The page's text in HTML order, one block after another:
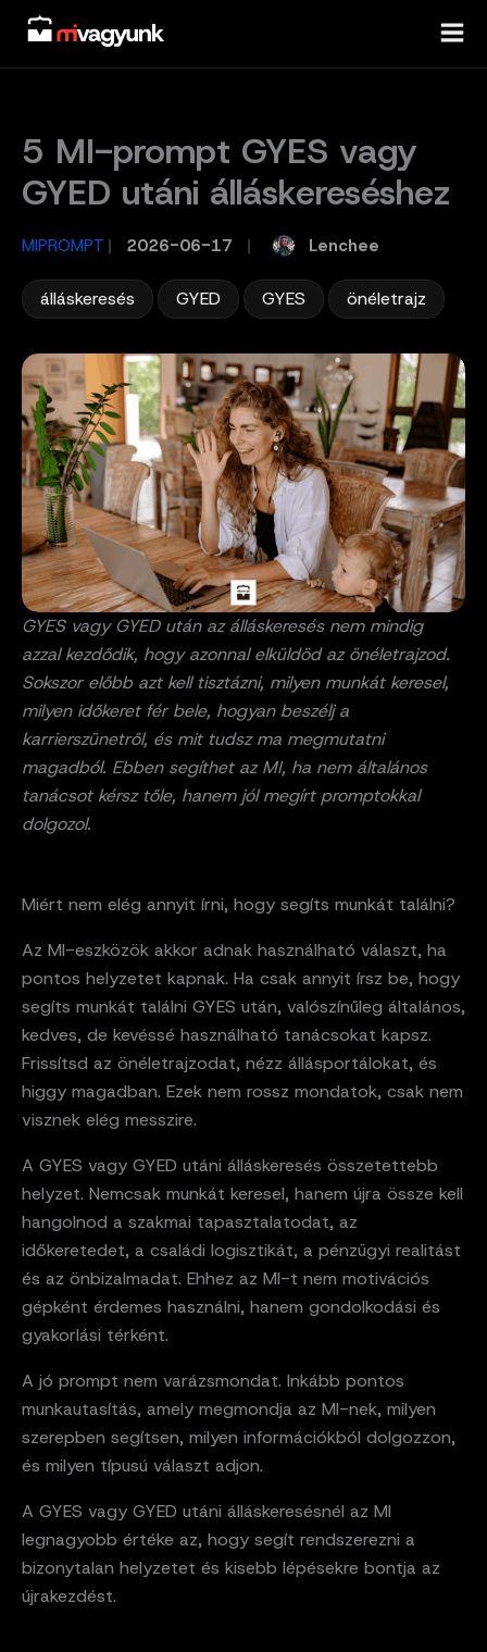
Skip
content
5 MI-prompt GYES vagy
GYED utáni álláskereséshez
MIPROMPT / 2026-06-17 Lenchee
álláskeresés GYED GYES önéletrajz
GYES vagy GYED után az álláskeresés nem mindig
azzal kezdődik, hogy azonnal elküldöd az önéletrajzod.
Sokszor előbb azt kell tisztázni, milyen munkát keresel,
milyen időkeret fér bele, hogyan beszélj a
karrierszünetről, és mit tudsz ma megmutatni
magadból. Ebben segíthet az MI, ha nem általános
tanácsot kérsz tőle, hanem jól megírt promptokkal
dolgozol.
Miért nem elég annyit írni, hogy segíts munkát találni?
Az MI-eszközök akkor adnak használható választ, ha
pontos helyzetet kapnak. Ha csak annyit írsz be, hogy
segíts munkát találni GYES után, valószínűleg általános,
kedves, de kevéssé használható tanácsokat kapsz.
Frissítsd az önéletrajzodat, nézz állásportálokat, és
higgy magadban. Ezek nem rossz mondatok, csak nem
visznek elég messzire.
A GYES vagy GYED utáni álláskeresés összetettebb
helyzet. Nemcsak munkát keresel, hanem újra össze kell
hangolnod a szakmai tapasztalatodat, az
időkeretedet, a családi logisztikát, a pénzügyi realitást
és az önbizalmadat. Ehhez az MI-t nem motivációs
gépként érdemes használni, hanem gondolkodási és
gyakorlási térként.
A jó prompt nem varázsmondat. Inkább pontos
munkautasítás, amely megmondja az MI-nek, milyen
szerepben segítsen, milyen információkból dolgozzon,
és milyen típusú választ adjon.
A GYES vagy GYED utáni álláskeresésnél az MI
legnagyobb értéke az, hogy segít rendszerezni a
bizonytalan helyzetet és kisebb lépésekre bontja az
újrakezdést.